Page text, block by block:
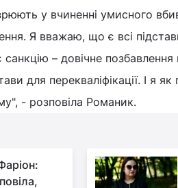
у вчиненні умисного
Я вважаю, що є всі
санкцію – довічне
для перекваліфікації. І я
- розповіла Романик.